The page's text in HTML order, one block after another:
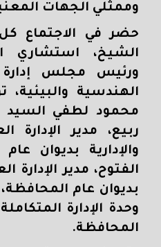
وممثلي الجهات
حضر في الاجتماع
الشيخ، استشاري
ورئيس مجلس
الهندسية
محمود لطفي السيد
ربيع، مدير الإدارة
والإدارية بديوان
الفتوح، مدير الإدارة
بديوان عام
وحدة الإدارة
المحافظة.